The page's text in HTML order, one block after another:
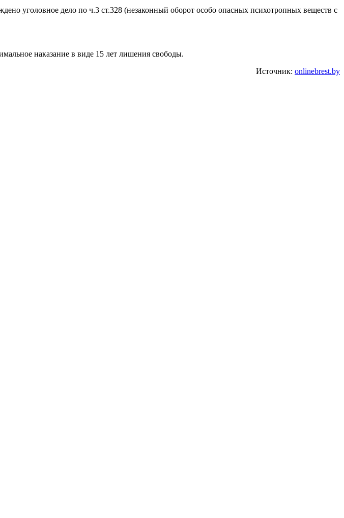
уголовное дело по ч.3 ст.328 (незаконный оборот особо опасных психотропных веществ с
наказание в виде 15 лет лишения свободы.
Источник: onlinebrest.by